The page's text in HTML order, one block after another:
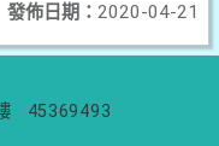
發佈日期： 2020-04-21
45369493